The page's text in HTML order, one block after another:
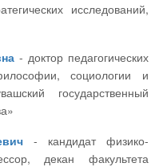
исследований,
социологии и
государственный
декан факультета